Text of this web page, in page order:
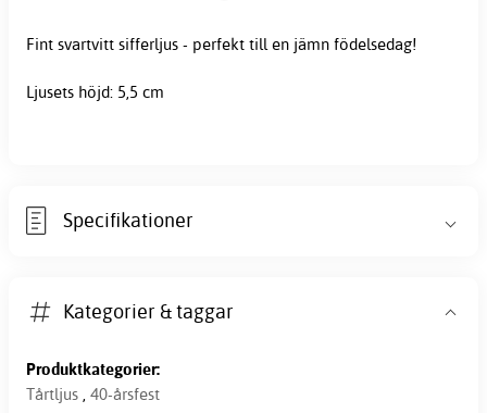
Fint svartvitt sifferljus - perfekt till en jämn födelsedag!
Ljusets höjd: 5,5 cm
Specifikationer
Kategorier & taggar
Produktkategorier:
Tårtljus , 40-årsfest